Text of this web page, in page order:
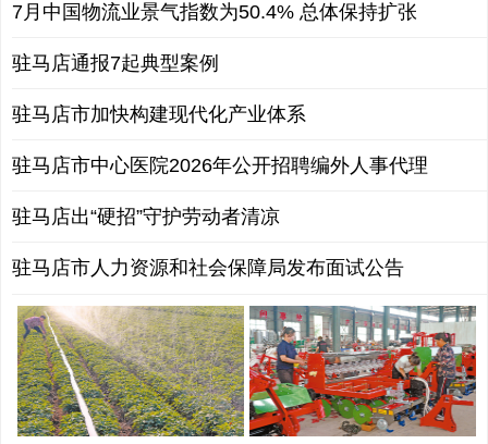
7月中国物流业景气指数为50.4% 总体保持扩张
驻马店通报7起典型案例
驻马店市加快构建现代化产业体系
驻马店市中心医院2026年公开招聘编外人事代理
驻马店出“硬招”守护劳动者清凉
驻马店市人力资源和社会保障局发布面试公告